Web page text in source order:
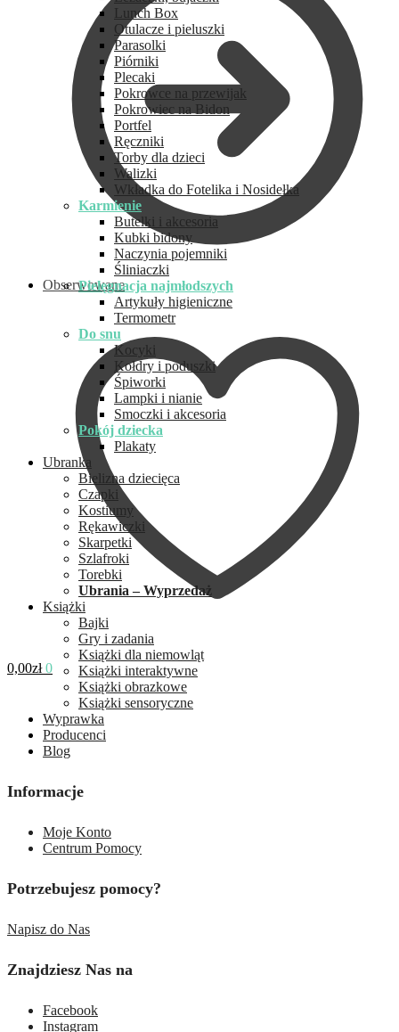
Obserwowane
0,00zł 0
Lunch Box
Otulacze i pieluszki
Parasolki
Piórniki
Plecaki
Pokrowce na przewijak
Pokrowiec na Bidon
Portfel
Ręczniki
Torby dla dzieci
Walizki
Wkładka do Fotelika i Nosidełka
Karmienie
Butelki i akcesoria
Kubki bidony
Naczynia pojemniki
Śliniaczki
Pielęgnacja najmłodszych
Artykuły higieniczne
Termometr
Do snu
Kocyki
Kołdry i poduszki
Śpiworki
Lampki i nianie
Smoczki i akcesoria
Pokój dziecka
Plakaty
Ubranka
Bielizna dziecięca
Czapki
Kostiumy
Rękawiczki
Skarpetki
Szlafroki
Torebki
Ubrania – Wyprzedaż
Książki
Bajki
Gry i zadania
Książki dla niemowląt
Książki interaktywne
Książki obrazkowe
Książki sensoryczne
Wyprawka
Producenci
Blog
Informacje
Moje Konto
Centrum Pomocy
Potrzebujesz pomocy?
Napisz do Nas
Znajdziesz Nas na
Facebook
Instagram